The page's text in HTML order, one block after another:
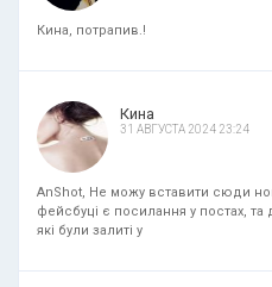
Кина, потрапив.!
Кина
31 АВГУСТА 2024 23:24
AnShot, Не можу вставити сюди
фейсбуці є посилання у постах,
які були залиті у